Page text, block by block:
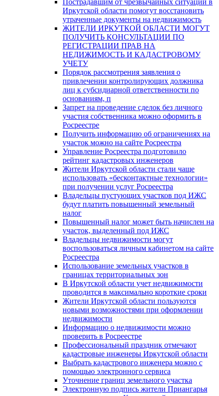
Иркутской области помогут восстановить
утраченные документы на недвижимость
ЖИТЕЛИ ИРКУТКОЙ ОБЛАСТИ МОГУТ
ПОЛУЧИТЬ КОНСУЛЬТАЦИИ ПО
РЕГИСТРАЦИИ ПРАВ НА
НЕДИЖИМОСТЬ И КАДАСТРОВОМУ
УЧЕТУ
Порядок рассмотрения заявления о
привлечении контролирующих должника
лиц к субсидиарной ответственности по
основаниям, п
Запрет на проведение сделок без личного
участия собственника можно оформить в
Росреестре
Получить информацию об ограничениях на
участок можно на сайте Росреестра
Управление Росреестра подготовило
рейтинг кадастровых инженеров
Жители Иркутской области стали чаще
использовать «бесконтактные технологии»
при получении услуг Росреестра
Владельцы пустующих участков под ИЖС
будут платить повышенный земельный
налог
Повышенный налог может быть начислен на
участок, выделенный под ИЖС
Владельцы недвижимости могут
воспользоваться личным кабинетом на сайте
Росреестра
Использование земельных участков в
границах территориальных зон
В Иркутской области учет недвижимости
проводится в максимально короткие сроки
Жители Иркутской области пользуются
новыми возможностями при оформлении
недвижимости
Информацию о недвижимости можно
проверить в Росреестре
Профессиональный праздник отмечают
кадастровые инженеры Иркутской области
Выбрать кадастрового инженера можно с
помощью электронного сервиса
Уточнение границ земельного участка
Электронную подпись жители Приангарья